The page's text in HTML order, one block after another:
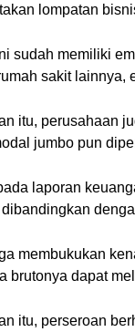
lompatan
sudah memiliki
sakit lainnya,
itu, perusahaan
jumbo pun
laporan
membukukan
brutonya dapat
itu, perseroan